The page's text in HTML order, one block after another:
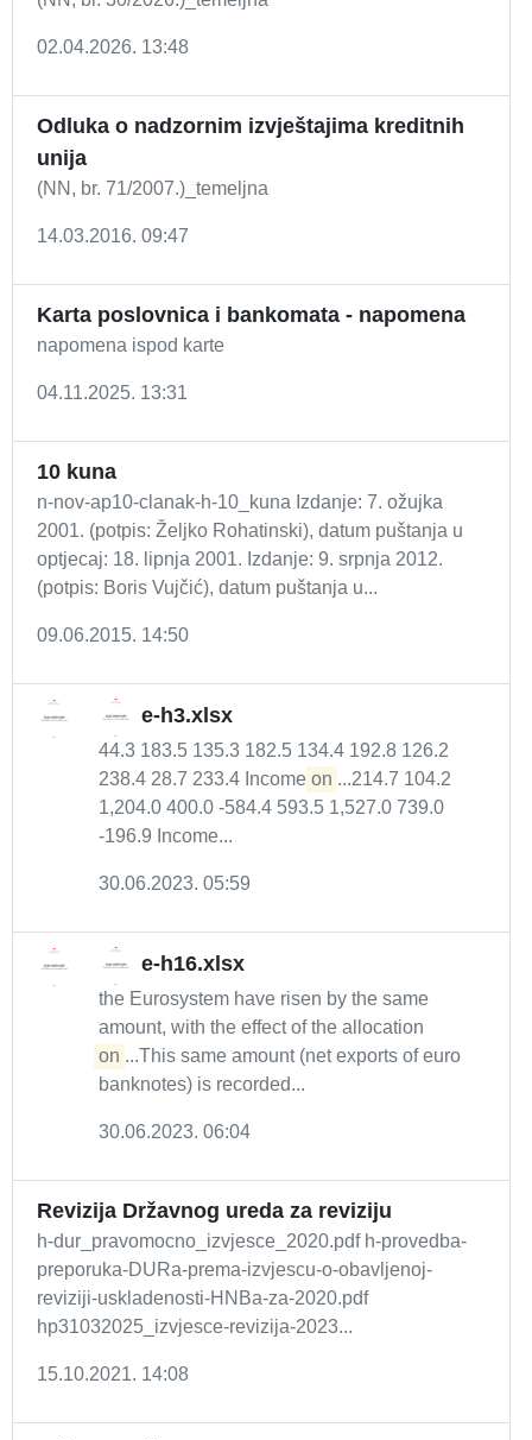
02.04.2026. 13:48
Odluka o nadzornim izvještajima kreditnih
unija
(NN, br. 71/2007.)_temeljna
14.03.2016. 09:47
Karta poslovnica i bankomata - napomena
napomena ispod karte
04.11.2025. 13:31
10 kuna
n-nov-ap10-clanak-h-10_kuna Izdanje: 7. ožujka
2001. (potpis: Željko Rohatinski), datum puštanja u
optjecaj: 18. lipnja 2001. Izdanje: 9. srpnja 2012.
(potpis: Boris Vujčić), datum puštanja u...
09.06.2015. 14:50
e-h3.xlsx
44.3 183.5 135.3 182.5 134.4 192.8 126.2
238.4 28.7 233.4 Income on ...214.7 104.2
1,204.0 400.0 -584.4 593.5 1,527.0 739.0
-196.9 Income...
30.06.2023. 05:59
e-h16.xlsx
the Eurosystem have risen by the same
amount, with the effect of the allocation
on ...This same amount (net exports of euro
banknotes) is recorded...
30.06.2023. 06:04
Revizija Državnog ureda za reviziju
h-dur_pravomocno_izvjesce_2020.pdf h-provedba-
preporuka-DURa-prema-izvjescu-o-obavljenoj-
reviziji-uskladenosti-HNBa-za-2020.pdf
hp31032025_izvjesce-revizija-2023...
15.10.2021. 14:08